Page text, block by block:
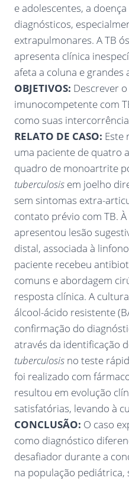
e adolescentes, a
diagnósticos,
extrapulmonares. A TB
apresenta clínica
afeta a coluna e grandes
OBJETIVOS: Descrever
imunocompetente com
como suas
RELATO DE CASO: Este
uma paciente de quatro
quadro de monoartrite
tuberculosis em joelho
sem sintomas extra-
contato prévio com TB.
apresentou lesão
distal, associada à
paciente recebeu
comuns e abordagem
resposta clínica. A
álcool-ácido resistente
confirmação do
através da identificação
tuberculosis no teste
foi realizado com
resultou em evolução
satisfatórias, levando à
CONCLUSÃO: O caso
como diagnóstico
desafiador durante a
na população